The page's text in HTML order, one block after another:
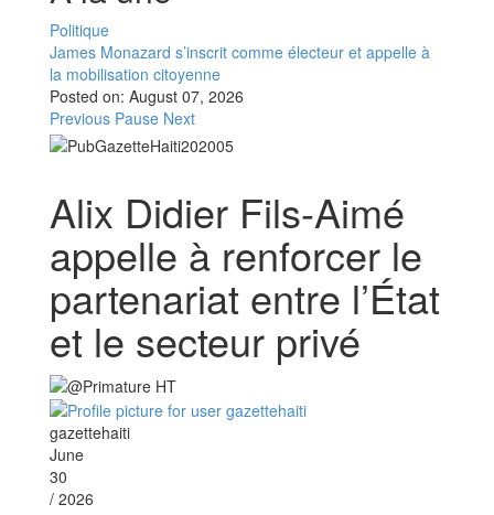
Politique
James Monazard s’inscrit comme électeur et appelle à
la mobilisation citoyenne
Posted on: August 07, 2026
Previous Pause Next
Alix Didier Fils-Aimé
appelle à renforcer le
partenariat entre l’État
et le secteur privé
gazettehaiti
June
30
/ 2026